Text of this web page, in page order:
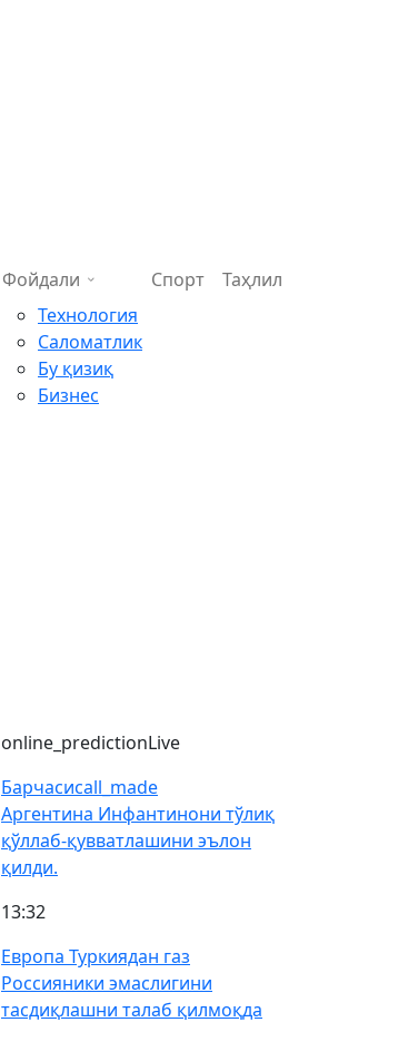
Фойдали
Технология
Саломатлик
Бу қизиқ
Бизнес
Спорт Таҳлил
online_predictionLive
Барчасиcall_made
Аргентина Инфантинони тўлиқ
қўллаб-қувватлашини эълон
қилди.
13:32
Европа Туркиядан газ
Россияники эмаслигини
тасдиқлашни талаб қилмоқда